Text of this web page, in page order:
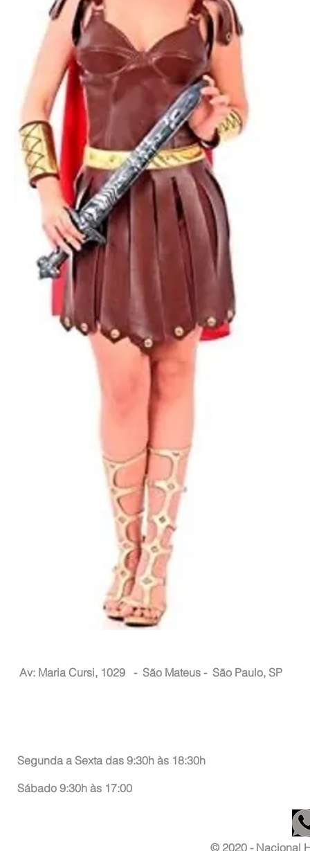
Av: Maria Cursi, 1029 - São Mateus - São Paulo, SP
Segunda a Sexta das 9:30h às 18:30h
Sábado 9:30h às 17:00
© 2020 - Nacional